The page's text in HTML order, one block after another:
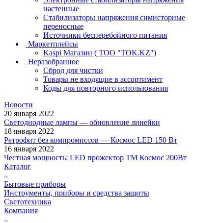
настенные
Стабилизаторы напряжения симисторные
переносные
Источники бесперебойного питания
Маркетплейсы
Kaspi Магазин ( ТОО "TOK.KZ")
Неразобранное
Сброд для чистки
Товары не входящие в ассортимент
Коды для повторного использования
Новости
20 января 2022
Светодиодные лампы — обновление линейки
18 января 2022
Ретрофит без компромиссов — Космос LED 150 Вт
16 января 2022
Честная мощность: LED прожектор ТМ Космос 200Вт
Каталог
Бытовые приборы
Инструменты, приборы и средства защиты
Светотехника
Компания